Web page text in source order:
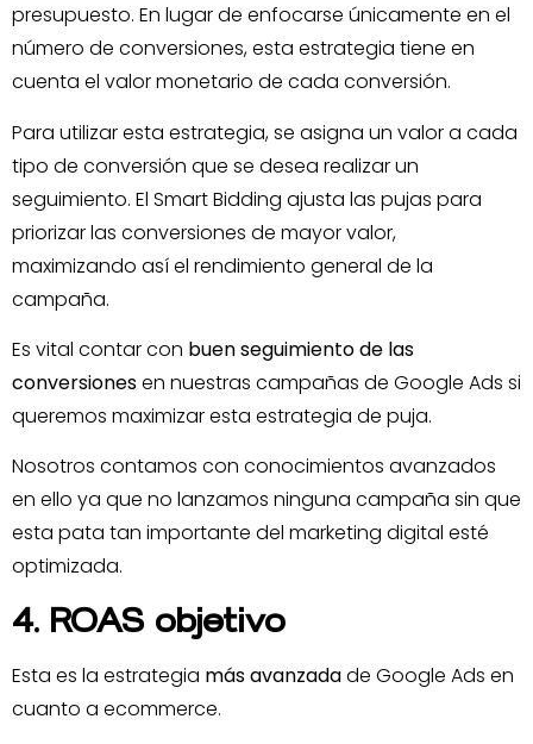
presupuesto. En lugar de enfocarse únicamente en el
número de conversiones, esta estrategia tiene en
cuenta el valor monetario de cada conversión.
Para utilizar esta estrategia, se asigna un valor a cada
tipo de conversión que se desea realizar un
seguimiento. El Smart Bidding ajusta las pujas para
priorizar las conversiones de mayor valor,
maximizando así el rendimiento general de la
campaña.
Es vital contar con buen seguimiento de las
conversionesen nuestras campañas de Google Ads si
queremos maximizar esta estrategia de puja.
Nosotros contamos con conocimientos avanzados
en ello ya que no lanzamos ninguna campaña sin que
esta pata tan importante del marketing digital esté
optimizada.
4. ROAS objetivo
Esta es la estrategia más avanzadade Google Ads en
cuanto a ecommerce.